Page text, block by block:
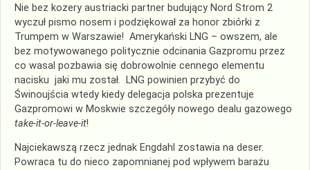
Nie bez kozery austriacki partner budujący Nord Strom 2
wyczuł pismo nosem i podziękował za honor zbiórki z
Trumpem w Warszawie! Amerykański LNG – owszem, ale
bez motywowanego politycznie odcinania Gazpromu przez
co wasal pozbawia się dobrowolnie cennego elementu
nacisku jaki mu został. LNG powinien przybyć do
Świnoujścia wtedy kiedy delegacja polska prezentuje
Gazpromowi w Moskwie szczegóły nowego dealu gazowego
take-it-or-leave-it!
Najciekawszą rzecz jednak Engdahl zostawia na deser.
Powraca tu do nieco zapomnianej pod wpływem barażu